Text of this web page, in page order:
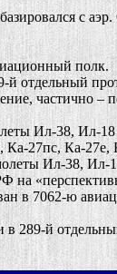
с аэр.
полк.
38, Ил-18 и
Ка-27пс, Ка-
Ил-38, Ил-
в 7062-ю
й